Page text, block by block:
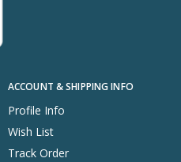
ACCOUNT & SHIPPING INFO
Profile Info
Wish List
Track Order